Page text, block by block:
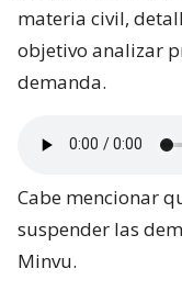
materia civil,
objetivo analizar
demanda.
Cabe mencionar
suspender las
Minvu.